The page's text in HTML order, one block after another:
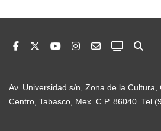
Av. Universidad s/n, Zona de la Cultura,
Centro, Tabasco, Mex. C.P. 86040. Tel